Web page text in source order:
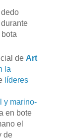
de Art
la
líderes
y marino-
en bote
el
de